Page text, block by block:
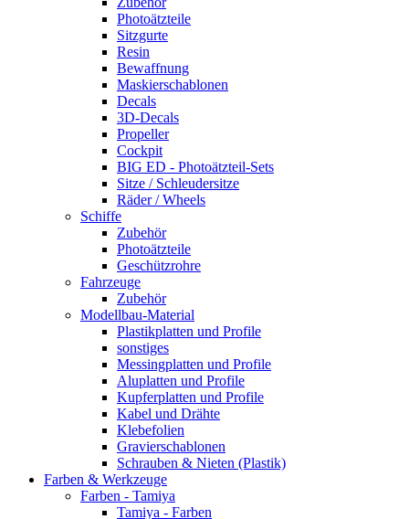
Photoätzteile
Sitzgurte
Resin
Bewaffnung
Maskierschablonen
Decals
3D-Decals
Propeller
Cockpit
BIG ED - Photoätzteil-Sets
Sitze / Schleudersitze
Räder / Wheels
Schiffe
Zubehör
Photoätzteile
Geschützrohre
Fahrzeuge
Zubehör
Modellbau-Material
Plastikplatten und Profile
sonstiges
Messingplatten und Profile
Aluplatten und Profile
Kupferplatten und Profile
Kabel und Drähte
Klebefolien
Gravierschablonen
Schrauben & Nieten (Plastik)
Farben & Werkzeuge
Farben - Tamiya
Tamiya - Farben